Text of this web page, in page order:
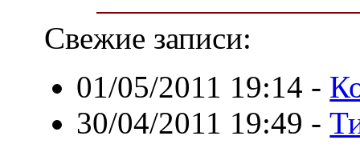
Свежие записи:
01/05/2011 19:14 -
30/04/2011 19:49 -